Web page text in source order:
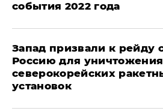
события 2022 года
Запад призвали к рейду
Россию для уничтожения
северокорейских
установок